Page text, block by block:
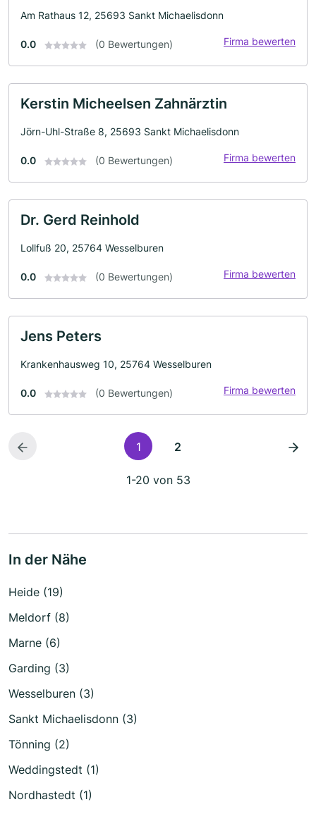
Am Rathaus 12, 25693 Sankt Michaelisdonn
0.0 (0 Bewertungen) Firma bewerten
Kerstin Micheelsen Zahnärztin
Jörn-Uhl-Straße 8, 25693 Sankt Michaelisdonn
0.0 (0 Bewertungen) Firma bewerten
Dr. Gerd Reinhold
Lollfuß 20, 25764 Wesselburen
0.0 (0 Bewertungen) Firma bewerten
Jens Peters
Krankenhausweg 10, 25764 Wesselburen
0.0 (0 Bewertungen) Firma bewerten
1 2
1-20 von 53
In der Nähe
Heide (19)
Meldorf (8)
Marne (6)
Garding (3)
Wesselburen (3)
Sankt Michaelisdonn (3)
Tönning (2)
Weddingstedt (1)
Nordhastedt (1)